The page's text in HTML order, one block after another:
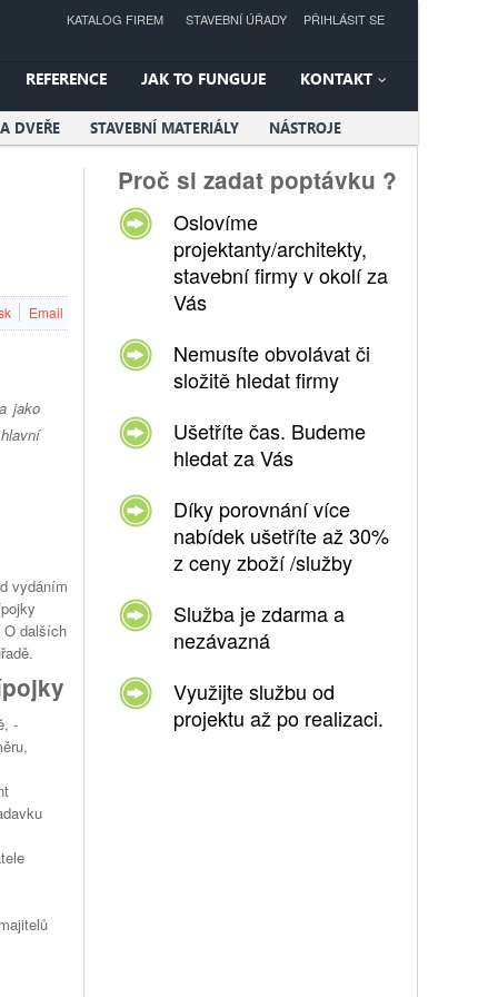
PŘIHLÁSIT SE
KATALOG FIREM STAVEBNÍ ÚŘADY
REFERENCE JAK TO FUNGUJE KONTAKT
DVEŘE STAVEBNÍ MATERIÁLY NÁSTROJE
Email
jako
vydáním
O dalších
-
Proč si zadat poptávku ?
Oslovíme
projektanty/architekty,
stavební firmy v okolí za
Vás
Nemusíte obvolávat či
složitě hledat firmy
Ušetříte čas. Budeme
hledat za Vás
Díky porovnání více
nabídek ušetříte až 30%
z ceny zboží /služby
Služba je zdarma a
nezávazná
Využijte službu od
projektu až po realizaci.